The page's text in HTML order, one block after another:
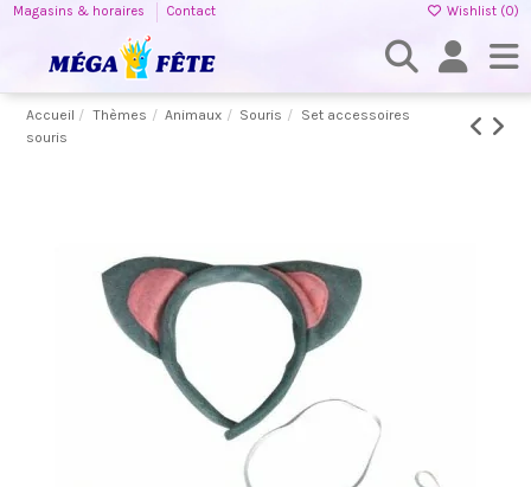
Magasins & horaires Contact Wishlist (0)
Accueil Thèmes Animaux Souris
Set accessoires
souris